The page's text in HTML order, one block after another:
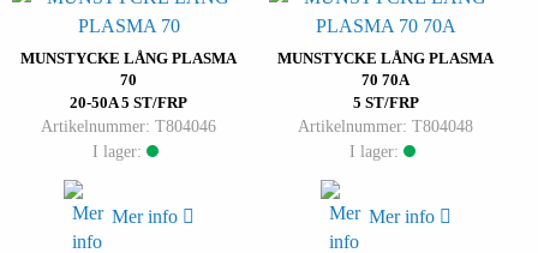
MUNSTYCKE LÅNG PLASMA
70
20-50A 5 ST/FRP
Artikelnummer: T804046
I lager:
Mer info
MUNSTYCKE LÅNG PLASMA
70 70A
5 ST/FRP
Artikelnummer: T804048
I lager:
Mer info